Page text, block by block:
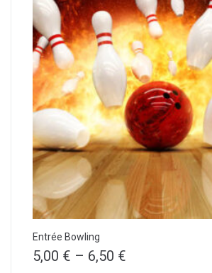
Entrée Bowling
5,00 € – 6,50 €